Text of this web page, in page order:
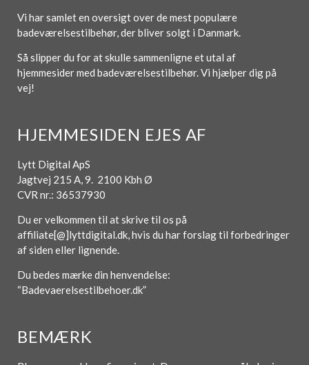
Vi har samlet en oversigt over de mest populære
badeværelsestilbehør, der bliver solgt i Danmark.
Så slipper du for at skulle sammenligne et utal af
hjemmesider med badeværelsestilbehør. Vi hjælper dig på
vej!
HJEMMESIDEN EJES AF
Lytt Digital ApS
Jagtvej 215 A, 9. 2100 Kbh Ø
CVR nr.: 36537930
Du er velkommen til at skrive til os på
affiliate[@]lyttdigital.dk, hvis du har forslag til forbedringer
af siden eller lignende.
Du bedes mærke din henvendelse:
“Badevaerelsestilbehoer.dk”
BEMÆRK